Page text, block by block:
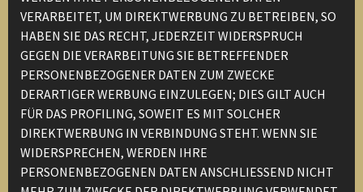
VERARBEITET, UM DIREKTWERBUNG ZU BETREIBEN, SO
HABEN SIE DAS RECHT, JEDERZEIT WIDERSPRUCH
GEGEN DIE VERARBEITUNG SIE BETREFFENDER
PERSONENBEZOGENER DATEN ZUM ZWECKE
DERARTIGER WERBUNG EINZULEGEN; DIES GILT AUCH
FÜR DAS PROFILING, SOWEIT ES MIT SOLCHER
DIREKTWERBUNG IN VERBINDUNG STEHT. WENN SIE
WIDERSPRECHEN, WERDEN IHRE
PERSONENBEZOGENEN DATEN ANSCHLIESSEND NICHT